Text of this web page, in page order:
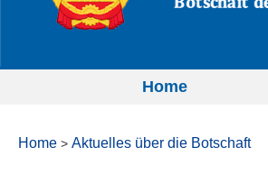
Home
Home > Aktuelles über die Botschaft